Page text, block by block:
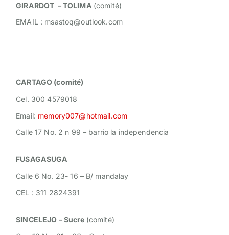
GIRARDOT – TOLIMA (comité)
EMAIL : msastoq@outlook.com
CARTAGO (comité)
Cel. 300 4579018
Email: memory007@hotmail.com
Calle 17 No. 2 n 99 – barrio la independencia
FUSAGASUGA
Calle 6 No. 23- 16 – B/ mandalay
CEL : 311 2824391
SINCELEJO – Sucre (comité)